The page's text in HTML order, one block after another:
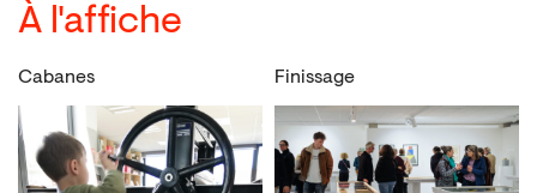
À l'affiche
Cabanes Finissage